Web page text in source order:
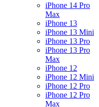
iPhone 14 Pro
Max
iPhone 13
iPhone 13 Mini
iPhone 13 Pro
iPhone 13 Pro
Max
iPhone 12
iPhone 12 Mini
iPhone 12 Pro
iPhone 12 Pro
Max